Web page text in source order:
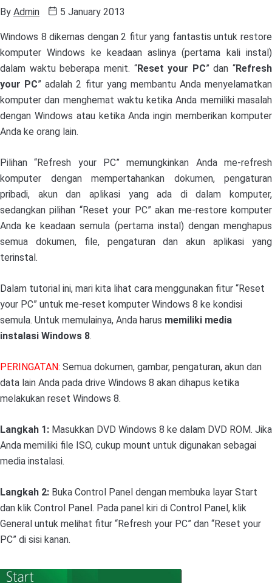
By Admin 5 January 2013
Windows 8 dikemas dengan 2 fitur yang fantastis untuk restore
komputer Windows ke keadaan aslinya (pertama kali instal)
dalam waktu beberapa menit. “Reset your PC” dan “Refresh
your PC” adalah 2 fitur yang membantu Anda menyelamatkan
komputer dan menghemat waktu ketika Anda memiliki masalah
dengan Windows atau ketika Anda ingin memberikan komputer
Anda ke orang lain.
Pilihan “Refresh your PC” memungkinkan Anda me-refresh
komputer dengan mempertahankan dokumen, pengaturan
pribadi, akun dan aplikasi yang ada di dalam komputer,
sedangkan pilihan “Reset your PC” akan me-restore komputer
Anda ke keadaan semula (pertama instal) dengan menghapus
semua dokumen, file, pengaturan dan akun aplikasi yang
terinstal.
Dalam tutorial ini, mari kita lihat cara menggunakan fitur “Reset
your PC” untuk me-reset komputer Windows 8 ke kondisi
semula. Untuk memulainya, Anda harus memiliki media
instalasi Windows 8.
PERINGATAN: Semua dokumen, gambar, pengaturan, akun dan
data lain Anda pada drive Windows 8 akan dihapus ketika
melakukan reset Windows 8.
Langkah 1: Masukkan DVD Windows 8 ke dalam DVD ROM. Jika
Anda memiliki file ISO, cukup mount untuk digunakan sebagai
media instalasi.
Langkah 2: Buka Control Panel dengan membuka layar Start
dan klik Control Panel. Pada panel kiri di Control Panel, klik
General untuk melihat fitur “Refresh your PC” dan “Reset your
PC” di sisi kanan.